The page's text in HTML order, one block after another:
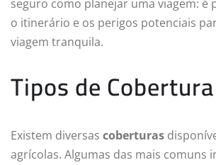
seguro como planejar uma viagem: é
o itinerário e os perigos potenciais
viagem tranquila.
Tipos de Cobertura
Existem diversas coberturas
agrícolas. Algumas das mais comuns